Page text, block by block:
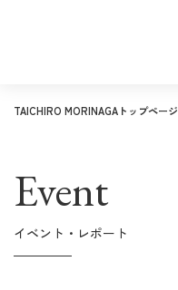
TAICHIRO MORINAGAトップページ
Event
イベント・レポート